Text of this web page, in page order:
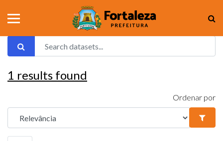
1 results found
Ordenar por